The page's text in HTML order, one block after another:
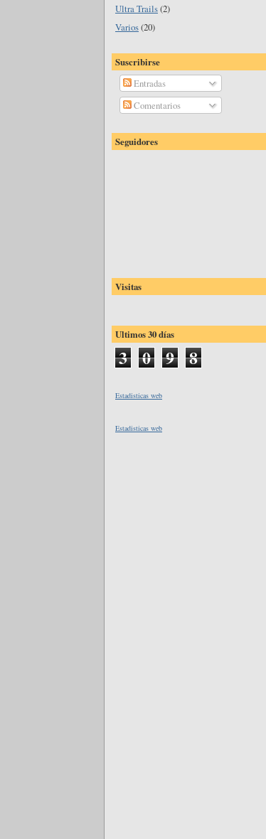
Ultra Trails(2)
Varios(20)
Suscribirse
Entradas
Comentarios
Seguidores
Visitas
Ultimos 30 días
3 0 9 8
Estadisticas web
Estadisticas web